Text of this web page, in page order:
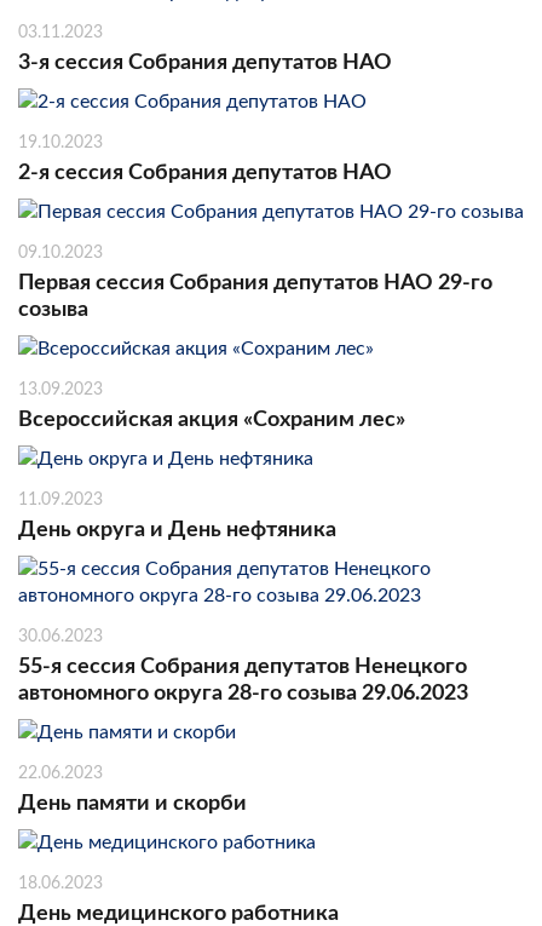
03.11.2023
3-я сессия Собрания депутатов НАО
19.10.2023
2-я сессия Собрания депутатов НАО
09.10.2023
Первая сессия Собрания депутатов НАО 29-го
созыва
13.09.2023
Всероссийская акция «Сохраним лес»
11.09.2023
День округа и День нефтяника
30.06.2023
55-я сессия Собрания депутатов Ненецкого
автономного округа 28-го созыва 29.06.2023
22.06.2023
День памяти и скорби
18.06.2023
День медицинского работника